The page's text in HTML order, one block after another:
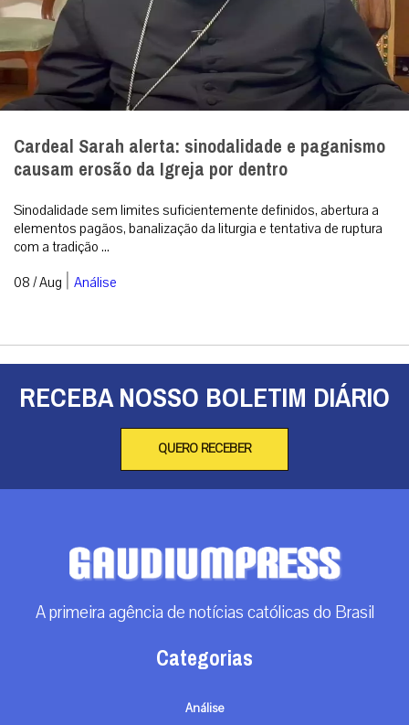
Cardeal Sarah alerta: sinodalidade e paganismo
causam erosão da Igreja por dentro
Sinodalidade sem limites suficientemente definidos, abertura a
elementos pagãos, banalização da liturgia e tentativa de ruptura
com a tradição ...
08 / Aug | Análise
RECEBA NOSSO BOLETIM DIÁRIO
QUERO RECEBER
A primeira agência de notícias católicas do Brasil
Categorias
Análise